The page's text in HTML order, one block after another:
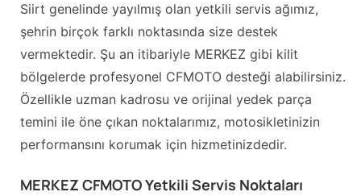
Siirt genelinde yayılmış olan yetkili servis ağımız,
şehrin birçok farklı noktasında size destek
vermektedir. Şu an itibariyle MERKEZ gibi kilit
bölgelerde profesyonel CFMOTO desteği alabilirsiniz.
Özellikle uzman kadrosu ve orijinal yedek parça
temini ile öne çıkan noktalarımız, motosikletinizin
performansını korumak için hizmetinizdedir.
MERKEZ CFMOTO Yetkili Servis Noktaları